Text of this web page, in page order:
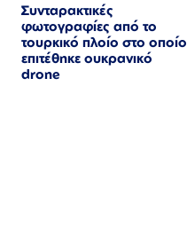
Συνταρακτικές
φωτογραφίες από το
τουρκικό πλοίο στο οποίο
επιτέθηκε ουκρανικό
drone